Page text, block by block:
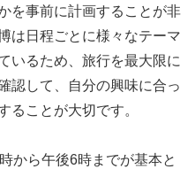
を事前に計画することが非
は日程ごとに様々なテーマ
いるため、旅行を最大限に
認して、自分の興味に合っ
ることが大切です。
から午後6時までが基本と